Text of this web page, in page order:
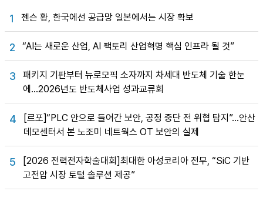
1 젠슨 황, 한국에선 공급망 일본에서는 시장 확보
2 “AI는 새로운 산업, AI 팩토리 산업혁명 핵심 인프라 될 것”
3
패키지 기판부터 뉴로모픽 소자까지 차세대 반도체 기술 한눈
에…2026년도 반도체사업 성과교류회
4
[르포]“PLC 안으로 들어간 보안, 공정 중단 전 위협 탐지”…안산
데모센터서 본 노조미 네트웍스 OT 보안의 실제
5
[2026 전력전자학술대회]최대한 아성코리아 전무, “SiC 기반
고전압 시장 토털 솔루션 제공”